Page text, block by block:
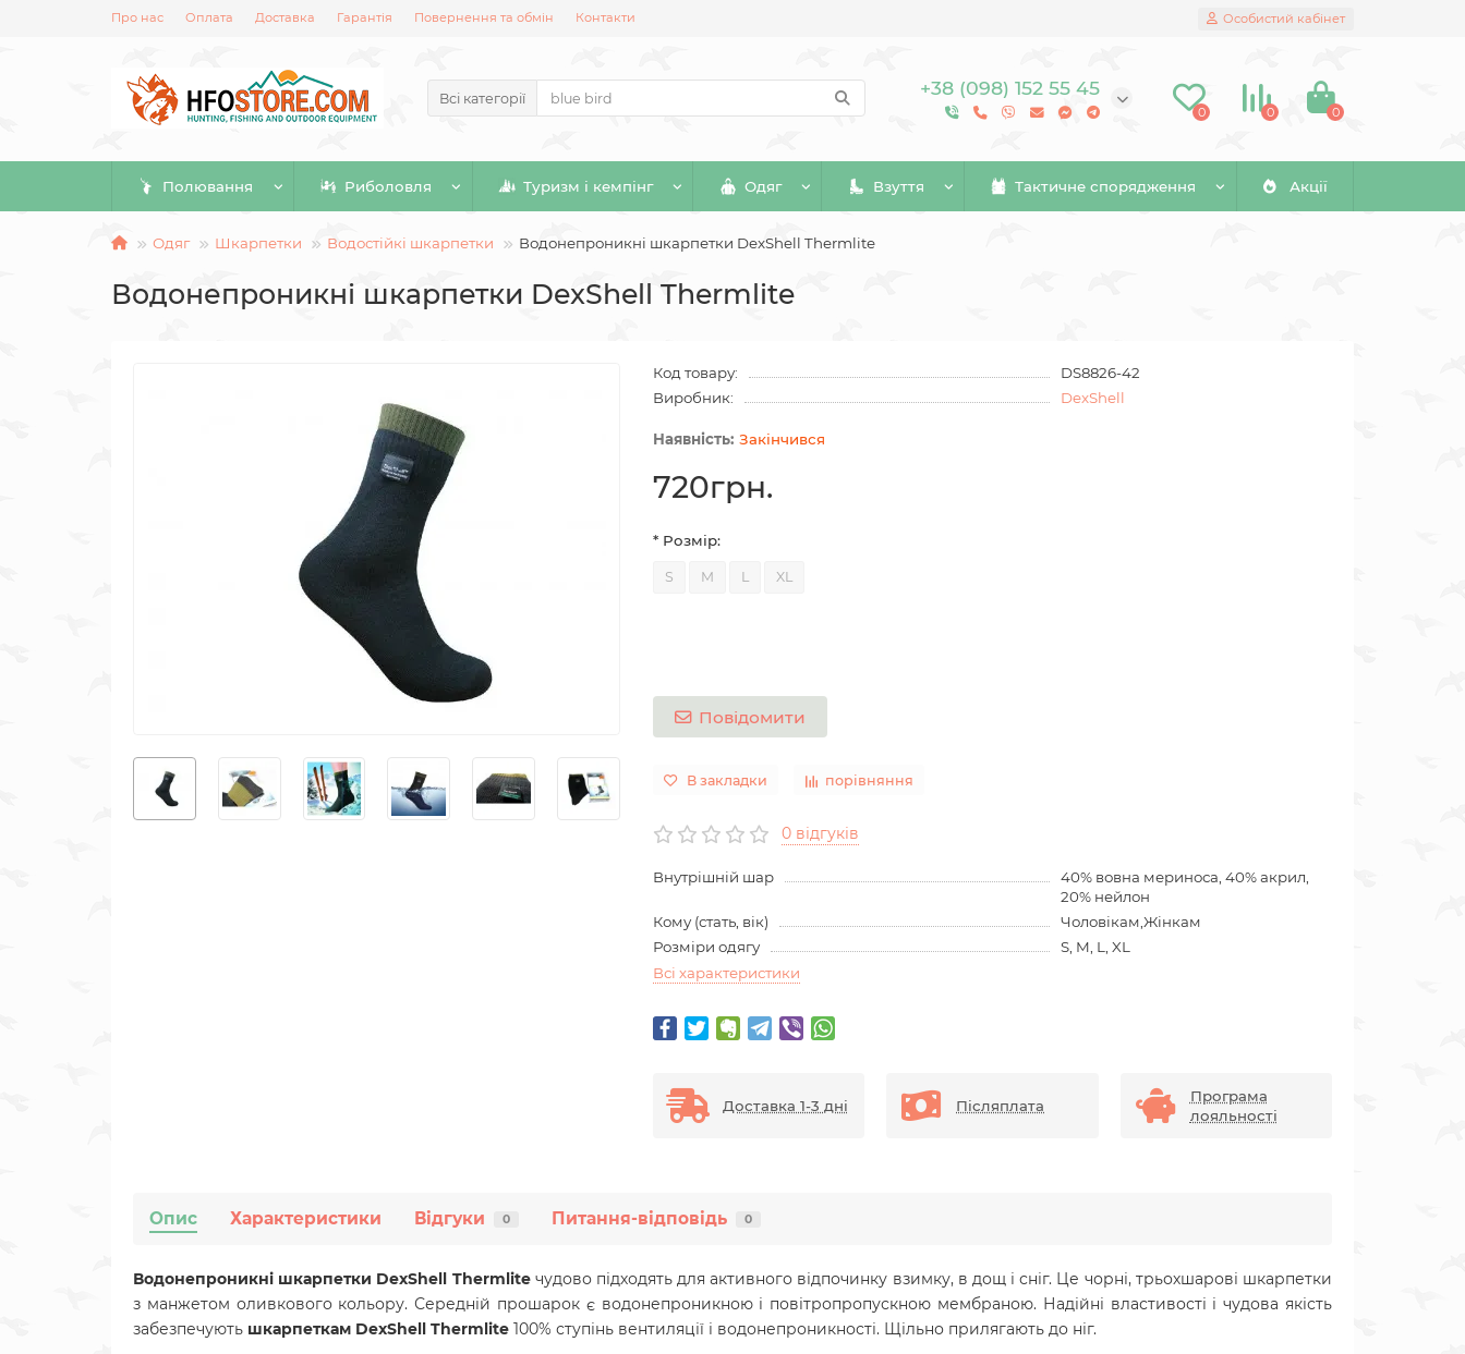
Про нас Оплата Доставка Гарантія Повернення та обмін Контакти Особистий кабінет
Всі категорії +38 (098) 152 55 45
0 0 0
Полювання Риболовля Туризм і кемпінг Одяг Взуття Тактичне спорядження Акції
Одяг Шкарпетки Водостійкі шкарпетки Водонепроникні шкарпетки DexShell Thermlite
Водонепроникні шкарпетки DexShell Thermlite
Код товару:
DS8826-42
Виробник:
DexShell
Закінчився
720грн.
* Розмір:
S M L XL
Повідомити
В закладки порівняння
0 відгуків
Внутрішній шар
40% вовна мериноса, 40% акрил,
20% нейлон
Кому (стать, вік)
Чоловікам,Жінкам
Розміри одягу
S, M, L, XL
Всі характеристики
Доставка 1-3 дні Післяплата
Програма
лояльності
Опис Характеристики Відгуки 0 Питання-відповідь 0
Водонепроникні шкарпетки DexShell Thermlite чудово підходять для активного відпочинку взимку, в дощ і сніг. Це чорні, трьохшарові шкарпетки
з манжетом оливкового кольору. Середній прошарок є водонепроникною і повітропропускною мембраною. Надійні властивості і чудова якість
забезпечують шкарпеткам DexShell Thermlite 100% ступінь вентиляції і водонепроникності. Щільно прилягають до ніг.